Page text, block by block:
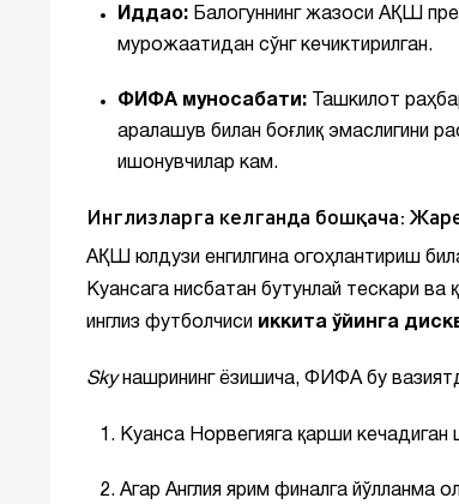
Иддао: Балогуннинг жазоси АҚШ
мурожаатидан сўнг кечиктирилган.
ФИФА муносабати: Ташкилот
аралашув билан боғлиқ эмаслигини
ишонувчилар кам.
Инглизларга келганда бошқача:
АҚШ юлдузи енгилгина огоҳлантириш
Куансага нисбатан бутунлай тескари
инглиз футболчиси иккита ўйинга
Skyнашрининг ёзишича, ФИФА бу
Куанса Норвегияга қарши
Агар Англия ярим финалга